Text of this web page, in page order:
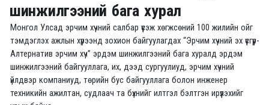
шинжилгээний бага хурал
Монгол Улсад эрчим хүчний салбар үүсэж хөгжсөний 100 жилийн ойг
тэмдэглэх ажлын хүрээнд зохион байгуулагдах “Эрчим хүчний эх үүсгүүр-
Алтернатив эрчим хүч” эрдэм шинжилгээний бага хуралд эрдэм
шинжилгээний байгууллага, их, дээд сургуулиуд, эрчим хүчний
үйлдвэр компаниуд, төрийн бус байгууллага болон инженер
техникийн ажилтан, судлаач та бүхнийг илтгэл бэлтгэн ирүүлэхийг